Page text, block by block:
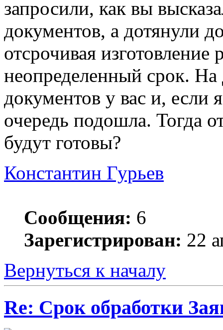
запросили, как вы
документов, а дотянули
отсрочивая
неопределенный срок.
документов у вас и,
очередь подошла. Тогда
будут готовы?
Константин Гурьев
Сообщения: 6
Зарегистрирован: 22
Вернуться к началу
Re: Срок обработки